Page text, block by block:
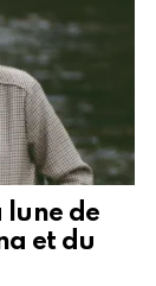
lune de
et du